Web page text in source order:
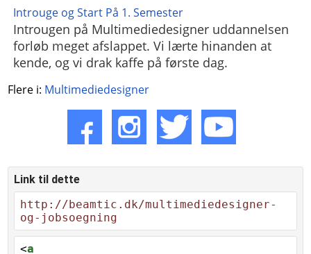
Introuge og Start På 1. Semester
Introugen på Multimediedesigner uddannelsen
forløb meget afslappet. Vi lærte hinanden at
kende, og vi drak kaffe på første dag.
Flere i: Multimediedesigner
Link til dette
http://beamtic.dk/multimediedesigner-
og-jobsoegning
<a